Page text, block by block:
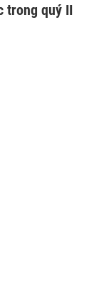
trong quý II